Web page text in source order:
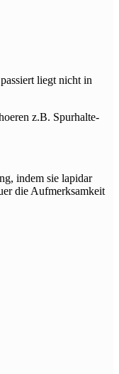
liegt nicht in
z.B. Spurhalte-
indem sie lapidar
die Aufmerksamkeit